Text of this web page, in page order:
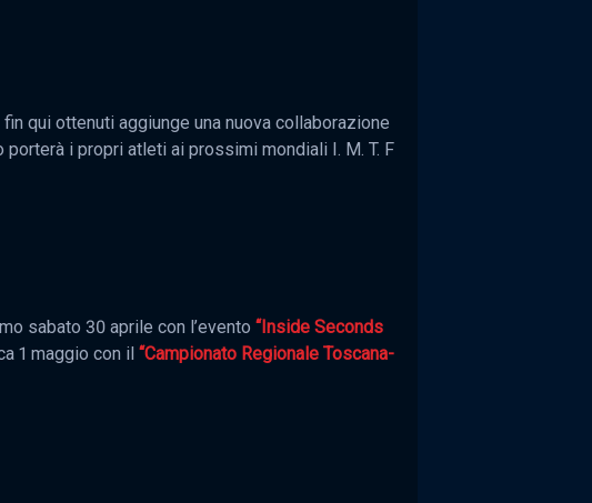
qui ottenuti aggiunge una nuova collaborazione
i propri atleti ai prossimi mondiali I. M. T. F
sabato 30 aprile con l’evento “Inside Seconds
1 maggio con il “Campionato Regionale Toscana-